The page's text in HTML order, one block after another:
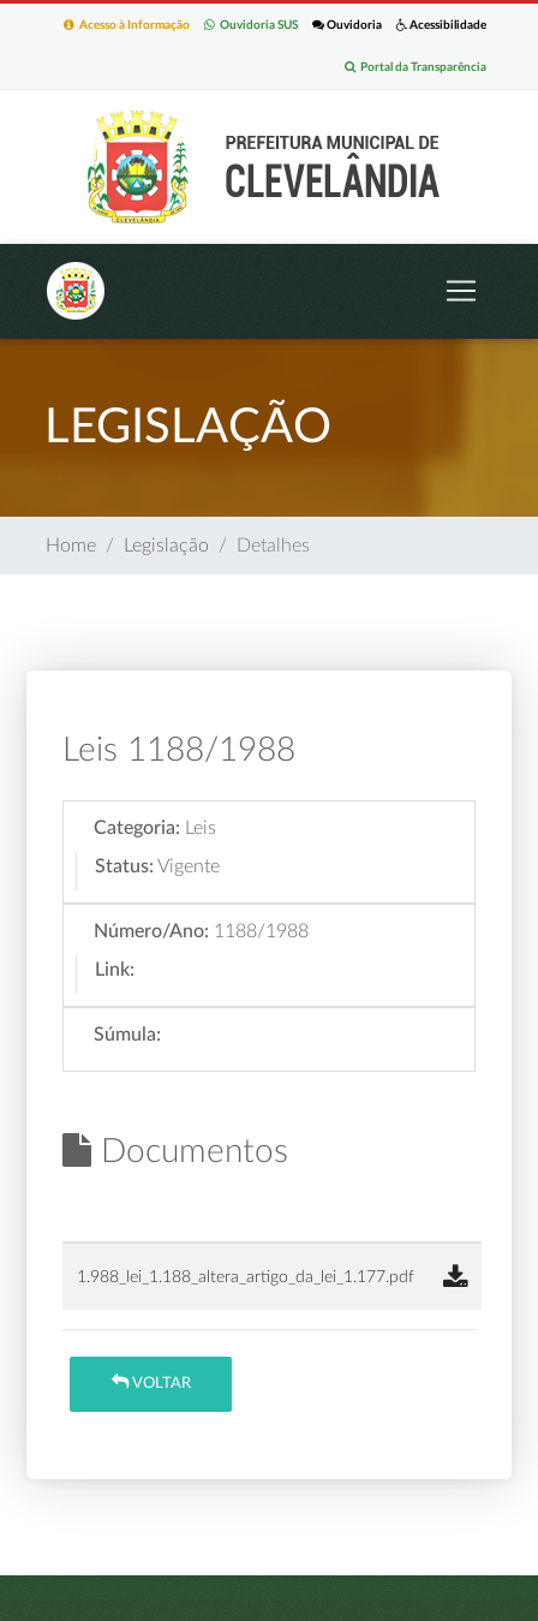
Acessibilidade
Ouvidoria
Ouvidoria SUS
Acesso à Informação
Portal da Transparência
LEGISLAÇÃO
Home Legislação Detalhes
Leis 1188/1988
Categoria:
Leis
Status: Vigente
Número/Ano: 1188/1988
Link:
Súmula:
Documentos
1.988_lei_1.188_altera_artigo_da_lei_1.177.pdf
VOLTAR